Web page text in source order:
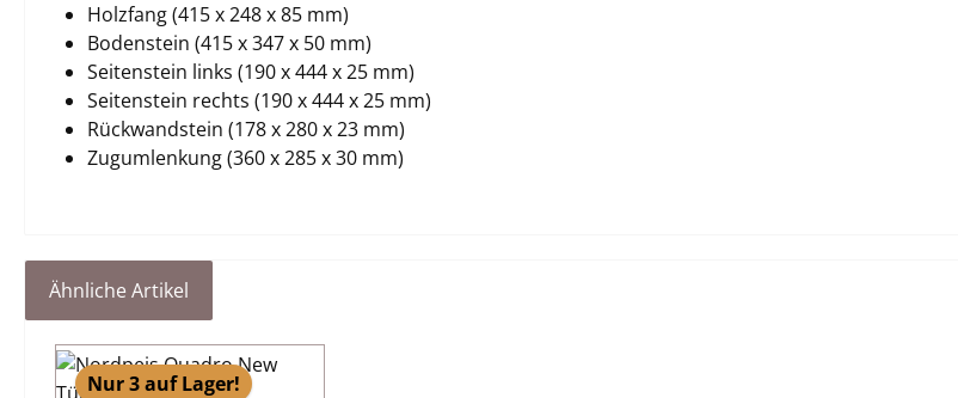
Holzfang (415 x 248 x 85 mm)
Bodenstein (415 x 347 x 50 mm)
Seitenstein links (190 x 444 x 25 mm)
Seitenstein rechts (190 x 444 x 25 mm)
Rückwandstein (178 x 280 x 23 mm)
Zugumlenkung (360 x 285 x 30 mm)
Ähnliche Artikel
Produktgalerie überspringen
Nur 3 auf Lager!